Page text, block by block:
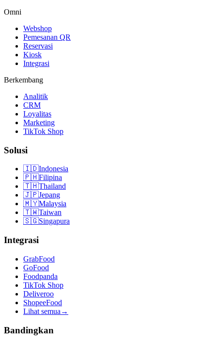
Omni
Webshop
Pemesanan QR
Reservasi
Kiosk
Integrasi
Berkembang
Analitik
CRM
Loyalitas
Marketing
TikTok Shop
Solusi
🇮🇩Indonesia
🇵🇭Filipina
🇹🇭Thailand
🇯🇵Jepang
🇲🇾Malaysia
🇹🇼Taiwan
🇸🇬Singapura
Integrasi
GrabFood
GoFood
Foodpanda
TikTok Shop
Deliveroo
ShopeeFood
Lihat semua →
Bandingkan